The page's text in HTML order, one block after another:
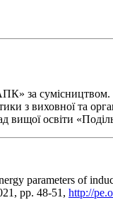
за сумісництвом.
з виховної та
вищої освіти
parameters of
рр. 48-51, http://